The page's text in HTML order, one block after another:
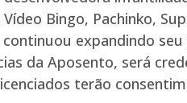
Bingo, Pachinko,
expandindo
da Aposento, será
terão